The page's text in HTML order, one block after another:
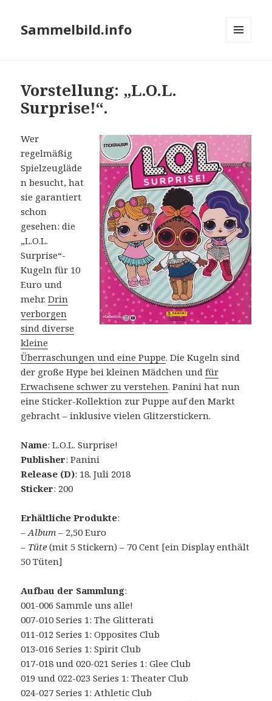
Sammelbild.info
Vorstellung: „L.O.L.
Surprise!“.
Wer
regelmäßig
Spielzeugläde
n besucht, hat
sie garantiert
schon
gesehen: die
„L.O.L.
Surprise“-
Kugeln für 10
Euro und
mehr.Drin
verborgen
sind diverse
kleine
Überraschungen und eine Puppe. Die Kugeln sind
der große Hype bei kleinen Mädchen undfür
Erwachsene schwer zu verstehen. Panini hat nun
eine Sticker-Kollektion zur Puppe auf den Markt
gebracht – inklusive vielen Glitzerstickern.
Name: L.O.L. Surprise!
Publisher: Panini
Release (D): 18. Juli 2018
Sticker: 200
Erhältliche Produkte:
–Album – 2,50 Euro
– Tüte (mit 5 Stickern) – 70 Cent [ein Display enthält
50 Tüten]
Aufbau der Sammlung:
001-006 Sammle uns alle!
007-010 Series 1: The Glitterati
011-012 Series 1: Opposites Club
013-016 Series 1: Spirit Club
017-018 und 020-021 Series 1: Glee Club
019 und 022-023 Series 1: Theater Club
024-027 Series 1: Athletic Club